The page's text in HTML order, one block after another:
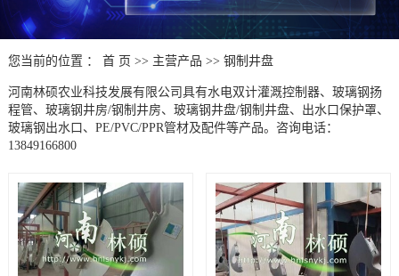
您当前的位置 ： 首 页 >> 主营产品 >> 钢制井盘
河南林硕农业科技发展有限公司具有水电双计灌溉控制器、玻璃钢扬
程管、玻璃钢井房/钢制井房、玻璃钢井盘/钢制井盘、出水口保护罩、
玻璃钢出水口、PE/PVC/PPR管材及配件等产品。咨询电话：
13849166800